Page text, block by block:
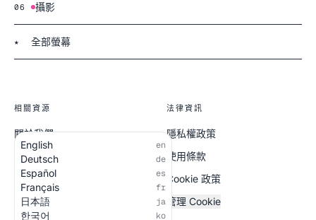
06 攝影
★ 全部螢幕
相關資源
關於我們
全部螢幕
法律資訊
隱私權政策
使用條款
Cookie 政策
管理 Cookie
English en
Deutsch de
Español es
Français fr
日本語 ja
한국어 ko